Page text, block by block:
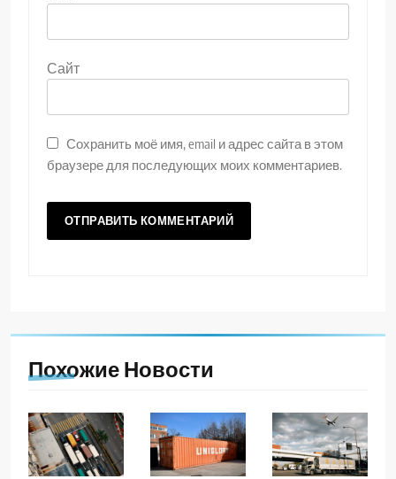
Сайт
Сохранить моё имя, email и адрес сайта в этом
браузере для последующих моих комментариев.
Похожие Новости